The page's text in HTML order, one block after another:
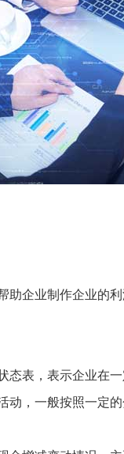
助企业制作企业的
态表，表示企业在
动，一般按照一定